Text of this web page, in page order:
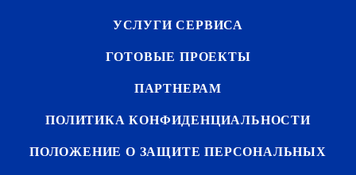
УСЛУГИ СЕРВИСА
ГОТОВЫЕ ПРОЕКТЫ
ПАРТНЕРАМ
ПОЛИТИКА КОНФИДЕНЦИАЛЬНОСТИ
ПОЛОЖЕНИЕ О ЗАЩИТЕ ПЕРСОНАЛЬНЫХ